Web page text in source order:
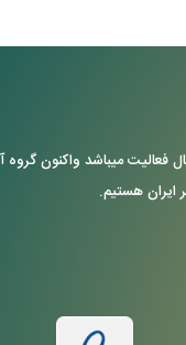
در حال فعالیت میباشد واکنون
ایران هستیم.